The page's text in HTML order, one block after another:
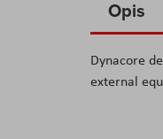
the
of
the
Opis
Dynacore
external